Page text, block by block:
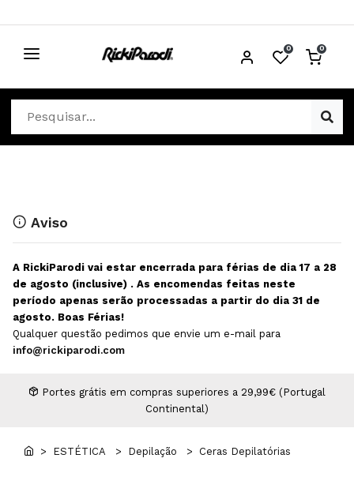
0 0
CABELO
Cosmética Capilar
Equipamentos Elétricos
Escovas e Pente
Extensões
MAN WORLD - Espaço Homem
Professional Wear
Depilação
Descartáveis Estética
Diversos Estética
Equipamentos Depilação
Maquilhagem Profissional
Aviso
A RickiParodi vai estar encerrada para férias de dia 17 a 28
de agosto (inclusive) . As encomendas feitas neste
período apenas serão processadas a partir do dia 31 de
agosto. Boas Férias!
Qualquer questão pedimos que envie um e-mail para
info@rickiparodi.com
Portes grátis em compras superiores a 29,99€ (Portugal
Continental)
> ESTÉTICA > Depilação > Ceras Depilatórias